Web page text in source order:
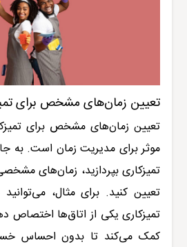
تعیین زمان‌های مشخص برای
تعیین زمان‌های مشخص برای
موثر برای مدیریت زمان است. به
تمیزکاری بپردازید، زمان‌های
تمیزکاری یکی از اتاق‌ها اختصاص
کمک می‌کند تا بدون احساس